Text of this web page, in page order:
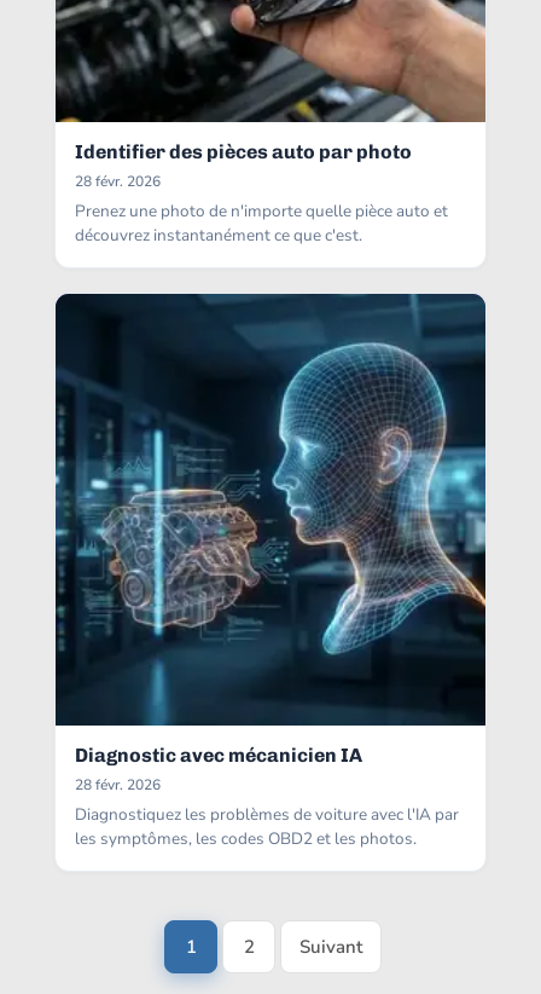
Identifier des pièces auto par photo
28 févr. 2026
Prenez une photo de n'importe quelle pièce auto et
découvrez instantanément ce que c'est.
Diagnostic avec mécanicien IA
28 févr. 2026
Diagnostiquez les problèmes de voiture avec l'IA par
les symptômes, les codes OBD2 et les photos.
1 2 Suivant